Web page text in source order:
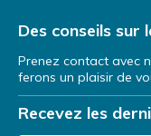
Des conseils sur
Prenez contact avec
ferons un plaisir de
Recevez les